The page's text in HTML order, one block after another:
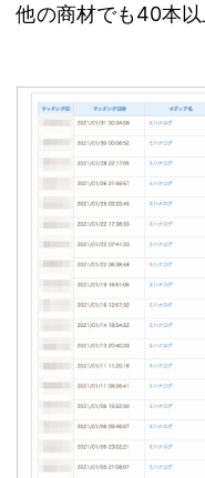
他の商材でも40本以